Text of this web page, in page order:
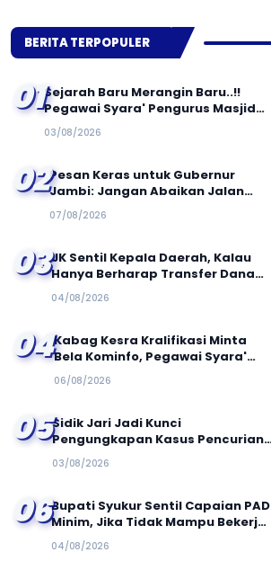
Voting
Berbasis Potensi
Desa
BERITA TERPOPULER
01Sejarah Baru Merangin Baru..!!
Pegawai Syara' Pengurus Masjid
Keluhkan Gaji di Potang Hingga 50
Persen
03/08/2026
02Pesan Keras untuk Gubernur
Jambi: Jangan Abaikan Jalan
Simpang Betung–Pintas, Warga 11
Desa Siap Bergerak
07/08/2026
03JK Sentil Kepala Daerah, Kalau
Hanya Berharap Transfer Dana
Pusat, Semua Orang Bisa Jadi
Bupati!
04/08/2026
04Kabag Kesra Kralifikasi Minta
Bela Kominfo, Pegawai Syara'
2025 Tidak Pernah Telat Bayar
Per 6 Bulan
06/08/2026
05Sidik Jari Jadi Kunci
Pengungkapan Kasus Pencurian
SDN Banyubulu 3
03/08/2026
06Bupati Syukur Sentil Capaian PAD
Minim, Jika Tidak Mampu Bekerja
Bakal Dievaluasi
04/08/2026